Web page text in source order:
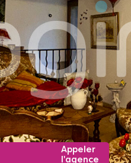
Appeler
l'agence